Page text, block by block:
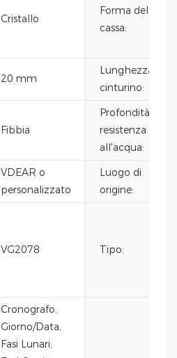
Cristallo
Forma della
cassa:
20 mm
Lunghezza del
cinturino:
Fibbia
Profondità di
resistenza
all'acqua:
VDEAR o
personalizzato
Luogo di
origine:
VG2078 Tipo:
Cronografo,
Giorno/Data,
Fasi Lunari,